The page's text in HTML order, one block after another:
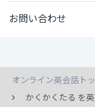
お問い合わせ
オンライン英会話ト
かくかくたる を